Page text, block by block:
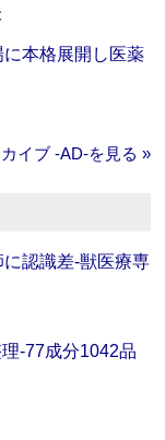
本格展開し医薬
イブ ‐AD‐を見る »
認識差‐獣医療専
‐77成分1042品